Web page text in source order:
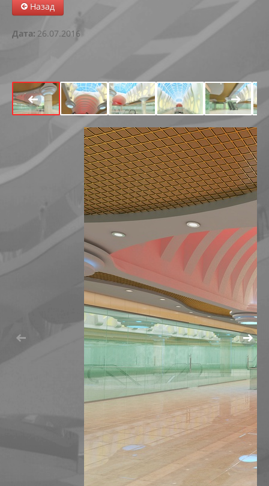
АВТОКЕМПИНГ НА 199-200 КМ АВТОДОРОГИ
МНОГОФУНКЦИОНАЛЬНЫЙ ЦЕНТР В ПРИБРЕЖНОЙ
РЕКОНСТРУКЦИЯ МАГАЗИНА ПО УЛ. СЕВЕРНАЯ, 82А
РЕКОНСТРУКЦИЯ НЕЗАВЕРШЕННОГО
РЕКОНСТРУКЦИЯ НЕЗАВЕРШЕННОГО ОБЪЕКТА
РЕКОНСТРУКЦИЯ ЧАСТИ ЗДАНИЯ-СКЛАДА ПО УЛ.
ТОРГОВЫЙ ЦЕНТР ЯБЛОНЯ ПО УЛ.СЕВЕРНАЯ
МАГАЗИН ОБУВИ В ИЗЛУЧИНСКЕ
МНОГОУРОВНЕВЫЙ ПАРКИНГ
ОБЩЕСТВЕННЫЙ ЦЕНТР ПО УЛ.
РЕКОНСТРУКЦИЯ АПТЕКИ В БИЗНЕСИНКУБАТОР
РЕКОНСТРУКЦИЯ МАГАЗИНА "ВСЕ ДЛЯ ДОМА" ПО
РЕКОНСТРУКЦИЯ МАГАЗИНА ПО УЛ. СЕВЕРНАЯ,
РЕКОНСТРУКЦИЯ МАГАЗИНА "ЛИЛИЯ" ПОД
РЕКОНСТРУКЦИЯ НЕЗАВЕРШЕННОГО ОБЪЕКТА
ТОРГОВЫЙ ЦЕНТР "ДОМАШНИЙ" В СТАРОМ
МНОГОФУНКЦИОНАЛЬНЫЕ КОМПЛЕКСЫ
Назад
Дата: 26.07.2016